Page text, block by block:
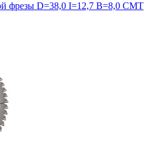
фрезы D=38,0 I=12,7 B=8,0 CMT